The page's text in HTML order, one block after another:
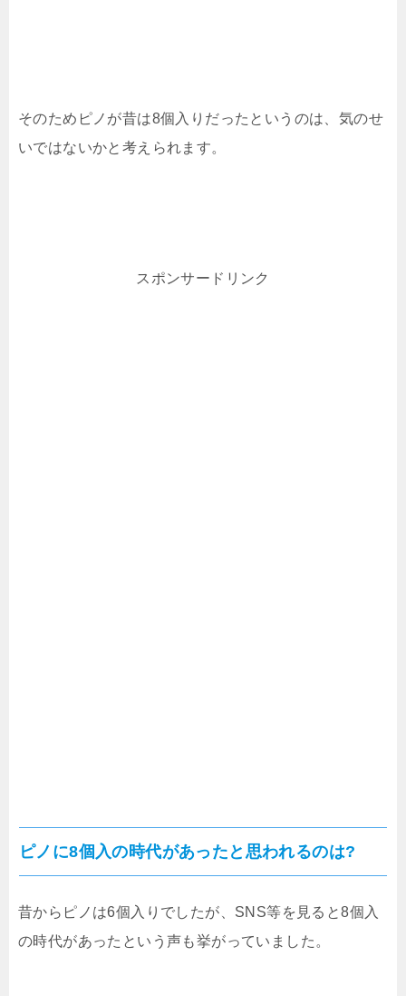
そのためピノが昔は8個入りだったというのは、気のせ
いではないかと考えられます。
スポンサードリンク
ピノに8個入の時代があったと思われるのは?
昔からピノは6個入りでしたが、SNS等を見ると8個入
の時代があったという声も挙がっていました。